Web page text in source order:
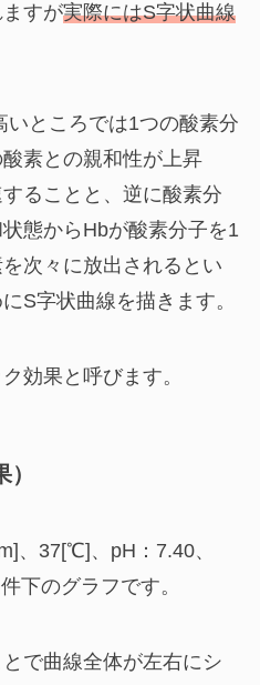
すが実際にはS字状曲線
いところでは1つの酸素分
素との親和性が上昇
ることと、逆に酸素分
態からHbが酸素分子を1
次々に放出されるとい
S字状曲線を描きます。
効果と呼びます。
、37[℃]、pH：7.40、
下のグラフです。
で曲線全体が左右にシ